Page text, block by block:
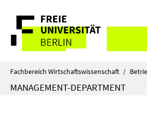
direkt
Inhalt
Service-
Navigation
Fachbereich Wirtschaftswissenschaft /
MANAGEMENT-DEPARTMENT